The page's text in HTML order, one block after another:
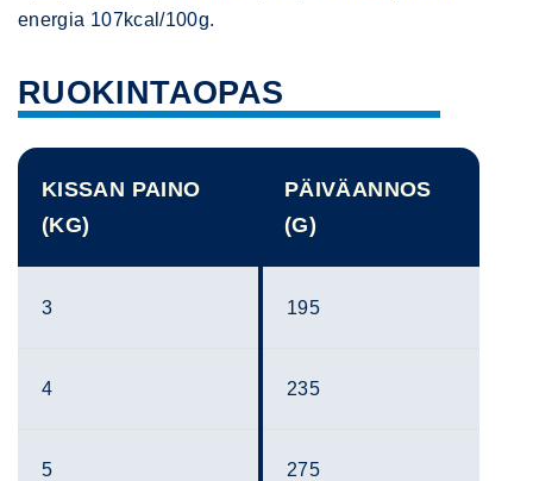
energia 107kcal/100g.
RUOKINTAOPAS
KISSAN PAINO
(KG)
PÄIVÄANNOS
(G)
3 195
4 235
5 275